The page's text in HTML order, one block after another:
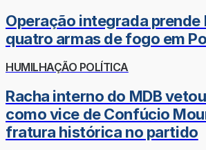
Operação integrada prende
quatro armas de fogo em
HUMILHAÇÃO POLÍTICA
Racha interno do MDB
como vice de Confúcio
fratura histórica no partido